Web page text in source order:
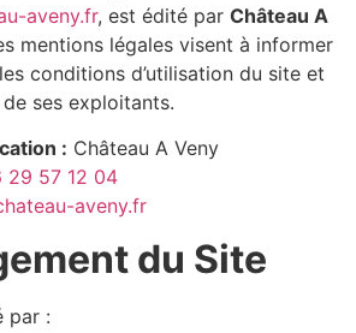
aveny.fr, est édité par Château A
mentions légales visent à informer
conditions d’utilisation du site et
ses exploitants.
: Château A Veny
29 57 12 04
aveny.fr
du Site
par :